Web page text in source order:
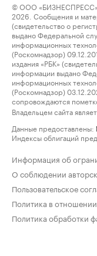
© ООО
2026. Сообщения и
(свидетельство о
выдано Федеральной
информационных
(Роскомнадзор)
издания «РБК»
информации выдано
информационных
(Роскомнадзор)
сопровождаются
Владельцем сайта
Данные предоставлены:
Индексы облигаций
Информация об
О соблюдении
Пользовательское
Политика в
Политика обработки